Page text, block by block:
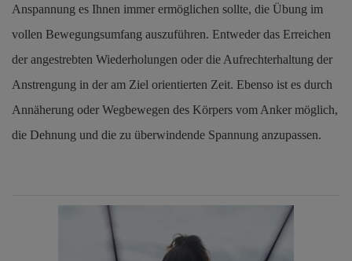
Anspannung es Ihnen immer ermöglichen sollte, die Übung im
vollen Bewegungsumfang auszuführen. Entweder das Erreichen
der angestrebten Wiederholungen oder die Aufrechterhaltung der
Anstrengung in der am Ziel orientierten Zeit. Ebenso ist es durch
Annäherung oder Wegbewegen des Körpers vom Anker möglich,
die Dehnung und die zu überwindende Spannung anzupassen.